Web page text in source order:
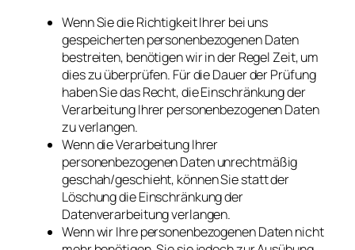
Wenn Sie die Richtigkeit Ihrer bei uns
gespeicherten personenbezogenen Daten
bestreiten, benötigen wir in der Regel Zeit, um
dies zu überprüfen. Für die Dauer der Prüfung
haben Sie das Recht, die Einschränkung der
Verarbeitung Ihrer personenbezogenen Daten
zu verlangen.
Wenn die Verarbeitung Ihrer
personenbezogenen Daten unrechtmäßig
geschah/geschieht, können Sie statt der
Löschung die Einschränkung der
Datenverarbeitung verlangen.
Wenn wir Ihre personenbezogenen Daten nicht